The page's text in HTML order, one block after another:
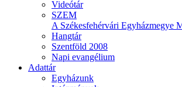
Videótár
SZEM
A Székesfehérvári Egyházmegye
Hangtár
Szentföld 2008
Napi evangélium
Adattár
Egyházunk